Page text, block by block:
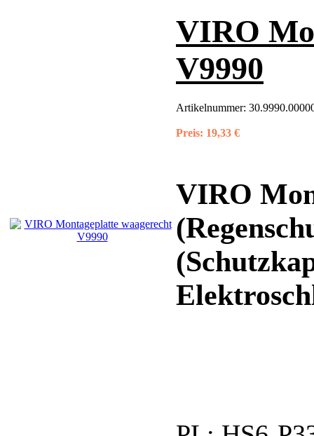
VIRO
V9990
Artikelnummer:
Preis: 19,33 €
VIRO